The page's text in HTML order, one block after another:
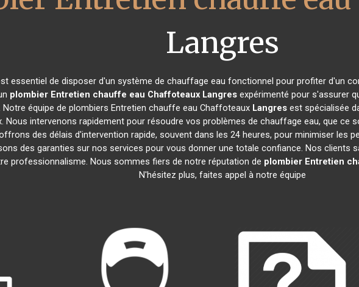
Langres
essentiel de disposer d'un système de chauffage eau fonctionnel pour profiter d'un
plombier Entretien chauffe eau Chaffoteaux Langresexpérimenté pour s'assurer
équipe de plombiers Entretien chauffe eau Chaffoteaux Langresest spécialisée
Nous intervenons rapidement pour résoudre vos problèmes de chauffage eau, que ce
des délais d'intervention rapide, souvent dans les 24 heures, pour minimiser les
des garanties sur nos services pour vous donner une totale confiance. Nos clients
professionnalisme. Nous sommes fiers de notre réputation de plombier Entretien
N'hésitez plus, faites appel à notre équipe